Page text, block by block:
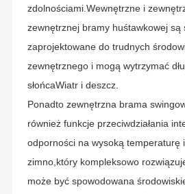
Wycenę
Bramka obrotowa statywu
Kołowrót o pełnej wysokości
Brama Bariery Klapowej
zdolnościami.Wewnętrzne i
zewnętrznej bramy huśtawkowej są
zaprojektowane do trudnych
zewnętrznego i mogą wytrzymać
słońcaWiatr i deszcz.
Ponadto zewnętrzna brama
również funkcje przeciwdziałania
odporności na wysoką temperaturę
zimno,który kompleksowo
może być spowodowana